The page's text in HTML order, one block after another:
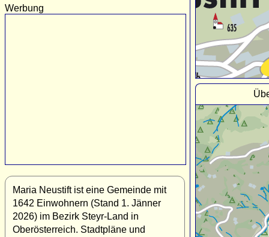
Werbung
Maria Neustift ist eine Gemeinde mit
1642 Einwohnern (Stand 1. Jänner
2026) im Bezirk Steyr-Land in
Oberösterreich. Stadtpläne und